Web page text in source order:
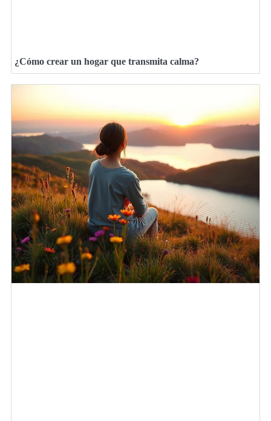
¿Cómo crear un hogar que transmita calma?